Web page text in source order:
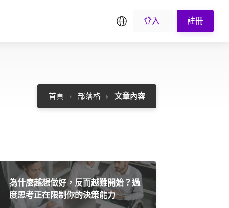
繁中登入 註冊
首頁 部落格 文章內容
為什麼越想做好，反而越難開始？過
度思考正在限制你的決策能力